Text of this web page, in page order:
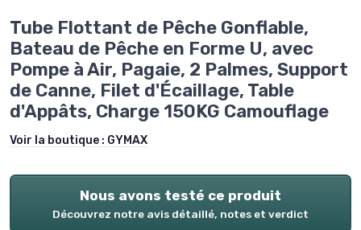
Tube Flottant de Pêche Gonflable,
Bateau de Pêche en Forme U, avec
Pompe à Air, Pagaie, 2 Palmes, Support
de Canne, Filet d'Écaillage, Table
d'Appâts, Charge 150KG Camouflage
Voir la boutique : GYMAX
Nous avons testé ce produit
Découvrez notre avis détaillé, notes et verdict